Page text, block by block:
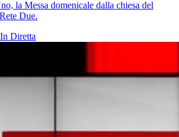
la Messa domenicale dalla chiesa del
Due.
Diretta